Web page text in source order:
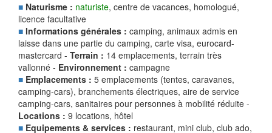
■ Naturisme : naturiste, centre de vacances, homologué,
licence facultative
■ Informations générales : camping, animaux admis en
laisse dans une partie du camping, carte visa, eurocard-
mastercard - Terrain : 14 emplacements, terrain très
vallonné - Environnement : campagne
■ Emplacements : 5 emplacements (tentes, caravanes,
camping-cars), branchements électriques, aire de service
camping-cars, sanitaires pour personnes à mobilité réduite -
Locations : 9 locations, hôtel
■ Equipements & services : restaurant, mini club, club ado,